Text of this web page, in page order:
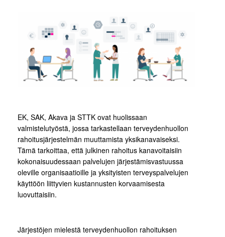
EK, SAK, Akava ja STTK ovat huolissaan
valmistelutyöstä, jossa tarkastellaan terveydenhuollon
rahoitusjärjestelmän muuttamista yksikanavaiseksi.
Tämä tarkoittaa, että julkinen rahoitus kanavoitaisiin
kokonaisuudessaan palvelujen järjestämisvastuussa
oleville organisaatioille ja yksityisten terveyspalvelujen
käyttöön liittyvien kustannusten korvaamisesta
luovuttaisiin.
Järjestöjen mielestä terveydenhuollon rahoituksen